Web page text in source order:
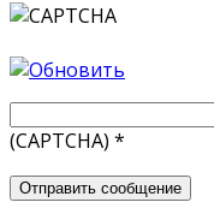
(CAPTCHA) *